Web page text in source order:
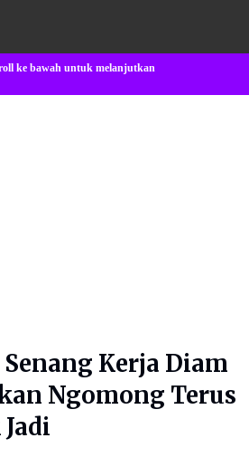
ke bawah untuk melanjutkan
Kerja Diam
Ngomong Terus